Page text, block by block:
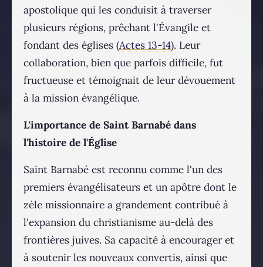
apostolique qui les conduisit à traverser
plusieurs régions, prêchant l'Évangile et
fondant des églises (Actes 13-14). Leur
collaboration, bien que parfois difficile, fut
fructueuse et témoignait de leur dévouement
à la mission évangélique.
L'importance de Saint Barnabé dans
l'histoire de l'Église
Saint Barnabé est reconnu comme l'un des
premiers évangélisateurs et un apôtre dont le
zèle missionnaire a grandement contribué à
l'expansion du christianisme au-delà des
frontières juives. Sa capacité à encourager et
à soutenir les nouveaux convertis, ainsi que